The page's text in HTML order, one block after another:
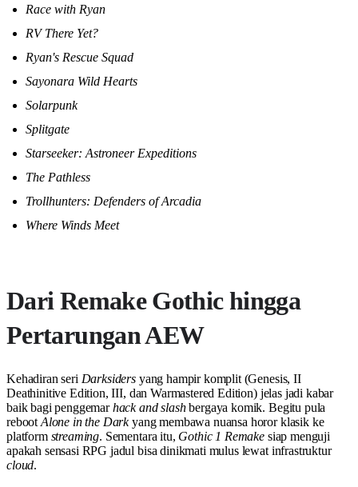
Race with Ryan
RV There Yet?
Ryan's Rescue Squad
Sayonara Wild Hearts
Solarpunk
Splitgate
Starseeker: Astroneer Expeditions
The Pathless
Trollhunters: Defenders of Arcadia
Where Winds Meet
Dari Remake Gothic hingga
Pertarungan AEW
Kehadiran seri Darksiders yang hampir komplit (Genesis, II
Deathinitive Edition, III, dan Warmastered Edition) jelas jadi kabar
baik bagi penggemarhack and slashbergaya komik. Begitu pula
reboot Alone in the Darkyang membawa nuansa horor klasik ke
platform streaming. Sementara itu, Gothic 1 Remake siap menguji
apakah sensasi RPG jadul bisa dinikmati mulus lewat infrastruktur
cloud.